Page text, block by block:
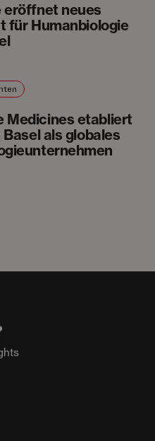
eröffnet neues
für Humanbiologie
Medicines etabliert
als globales